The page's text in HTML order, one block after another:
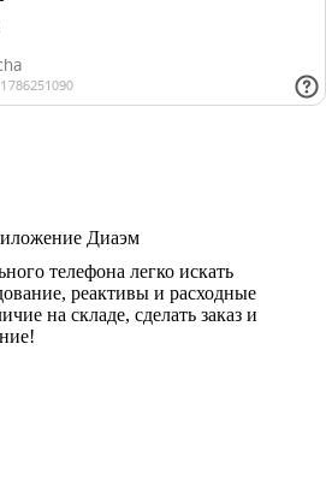
Диаэм
телефона легко искать
реактивы и расходные
на складе, сделать заказ и